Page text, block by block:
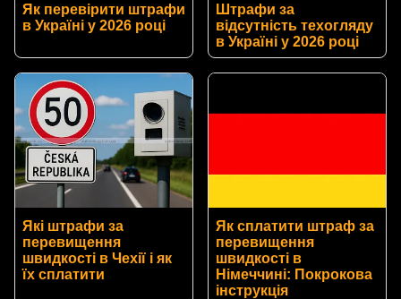
Як перевірити штрафи
в Україні у 2026 році
Штрафи за
відсутність техогляду
в Україні у 2026 році
Які штрафи за
перевищення
швидкості в Чехії і як
їх сплатити
Як сплатити штраф за
перевищення
швидкості в
Німеччині: Покрокова
інструкція